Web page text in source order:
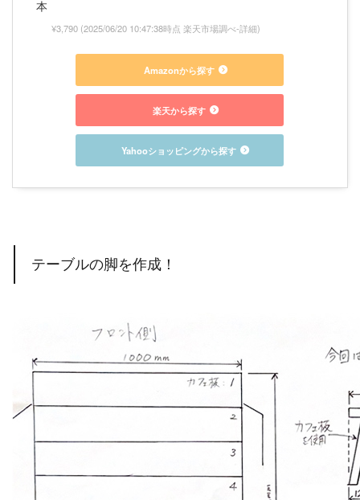
本
¥3,790 (2025/06/20 10:47:38時点 楽天市場調べ-詳細)
Amazonから探す
楽天から探す
Yahooショッピングから探す
テーブルの脚を作成！